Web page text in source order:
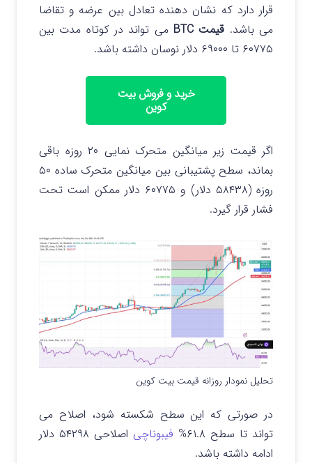
قرار دارد که نشان دهنده تعادل بین عرضه و تقاضا
می باشد. قیمت BTC
می تواند در کوتاه مدت بین
۶۰۷۷۵ تا ۶۹۰۰۰ دلار نوسان داشته باشد.
خرید و فروش بیت
کوین
اگر قیمت زیر میانگین متحرک نمایی ۲۰ روزه باقی
بماند، سطح پشتیبانی بین میانگین متحرک ساده ۵۰
روزه (۵۸۴۳۸ دلار) و ۶۰۷۷۵ دلار ممکن است تحت
فشار قرار گیرد.
تحلیل نمودار روزانه قیمت بیت کوین
در صورتی که این سطح شکسته شود، اصلاح می
تواند تا سطح ۶۱.۸%
فیبوناچی
اصلاحی ۵۴۲۹۸ دلار
ادامه داشته باشد.